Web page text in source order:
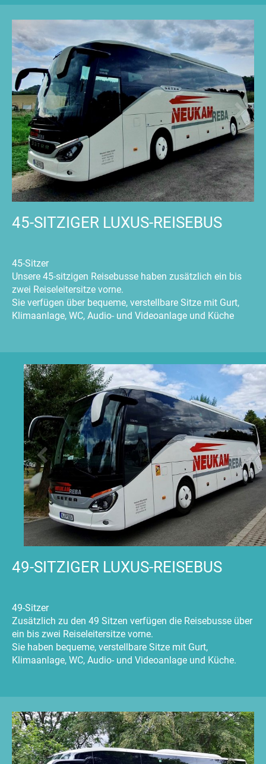
45-SITZIGER LUXUS-REISEBUS
45-Sitzer
Unsere 45-sitzigen Reisebusse haben zusätzlich ein bis
zwei Reiseleitersitze vorne.
Sie verfügen über bequeme, verstellbare Sitze mit Gurt,
Klimaanlage, WC, Audio- und Videoanlage und Küche
49-SITZIGER LUXUS-REISEBUS
49-Sitzer
Zusätzlich zu den 49 Sitzen verfügen die Reisebusse über
ein bis zwei Reiseleitersitze vorne.
Sie haben bequeme, verstellbare Sitze mit Gurt,
Klimaanlage, WC, Audio- und Videoanlage und Küche.